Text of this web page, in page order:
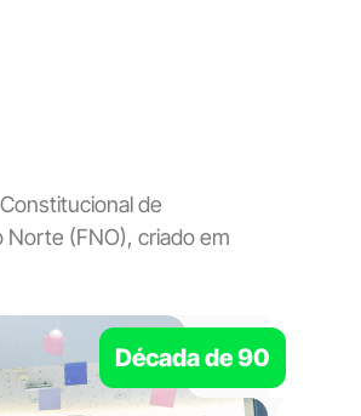
de
Norte (FNO), criado em
Década de 90